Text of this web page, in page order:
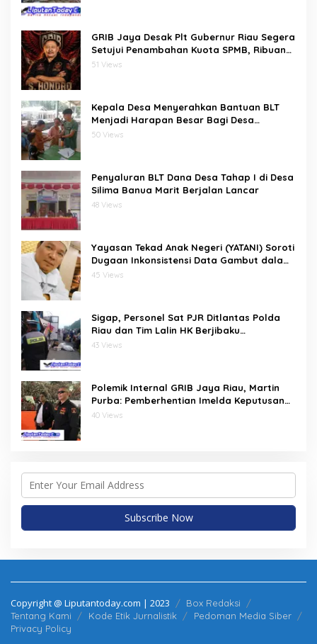
GRIB Jaya Desak Plt Gubernur Riau Segera
Setujui Penambahan Kuota SPMB, Ribuan
Siswa Terancam Tak Tertampung
51 Views
Kepala Desa Menyerahkan Bantuan BLT
Menjadi Harapan Besar Bagi Desa
bawositora kecamatan pulau pulau batu
50 Views
Penyaluran BLT Dana Desa Tahap I di Desa
Silima Banua Marit Berjalan Lancar
48 Views
Yayasan Tekad Anak Negeri (YATANI) Soroti
Dugaan Inkonsistensi Data Gambut dalam
Proses Pembebasan HKm Dayun dari
45 Views
Sigap, Personel Sat PJR Ditlantas Polda
Riau dan Tim Lalin HK Berjibaku
Selamatkan Korban Kecelakaan di Tol
43 Views
Polemik Internal GRIB Jaya Riau, Martin
Purba: Pemberhentian Imelda Keputusan
Pusat
40 Views
Copyright @ Liputantoday.com | 2023
Box Redaksi
Tentang Kami
Kode Etik Jurnalistik
Pedoman Media Siber
Privacy Policy